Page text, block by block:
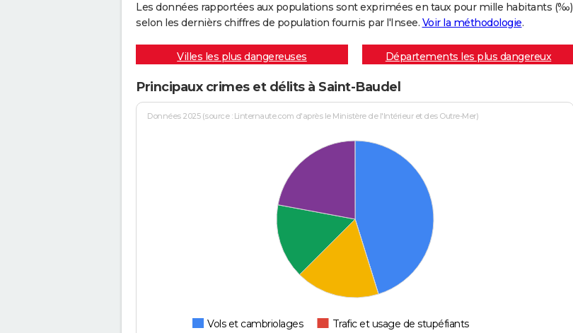
Les données rapportées aux populations sont exprimées en taux pour mille habitants (‰)
selon les dernièrs chiffres de population fournis par l'Insee. Voir la méthodologie.
Villes les plus dangereuses Départements les plus dangereux
Principaux crimes et délits à Saint-Baudel
Données 2025 (source : Linternaute.com d'après le Ministère de l'Intérieur et des Outre-Mer)
Vols et cambriolages
Trafic et usage de stupéfiants